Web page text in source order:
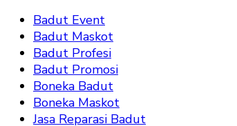
Badut Event
Badut Maskot
Badut Profesi
Badut Promosi
Boneka Badut
Boneka Maskot
Jasa Reparasi Badut